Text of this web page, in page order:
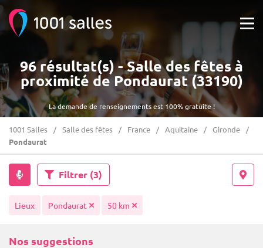
La demande de renseignements est 100% gratuite !
96 résultat(s) - Salle des fêtes à
proximité de Pondaurat (33190)
1001 Salles Salle des fêtes France Aquitaine
Gironde
Pondaurat
Filtrer (3)
Lieux Pondaurat 50 km
Nos suggestions